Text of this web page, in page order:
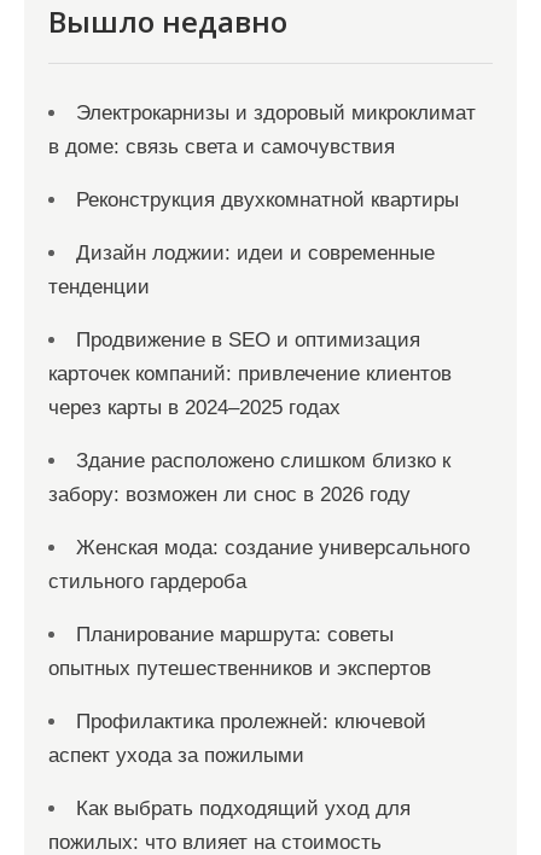
Вышло недавно
Электрокарнизы и здоровый микроклимат
в доме: связь света и самочувствия
Реконструкция двухкомнатной квартиры
Дизайн лоджии: идеи и современные
тенденции
Продвижение в SEO и оптимизация
карточек компаний: привлечение клиентов
через карты в 2024–2025 годах
Здание расположено слишком близко к
забору: возможен ли снос в 2026 году
Женская мода: создание универсального
стильного гардероба
Планирование маршрута: советы
опытных путешественников и экспертов
Профилактика пролежней: ключевой
аспект ухода за пожилыми
Как выбрать подходящий уход для
пожилых: что влияет на стоимость